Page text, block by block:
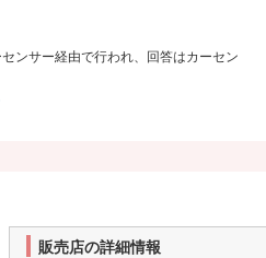
ンサー経由で行われ、回答はカーセン
販売店の詳細情報